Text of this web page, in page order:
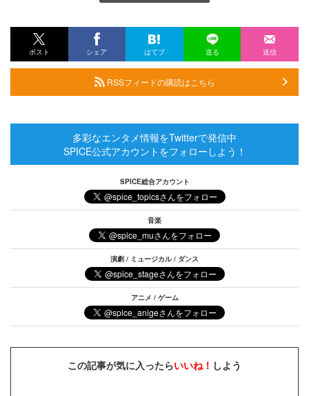
ポスト シェア はてブ 送る 送信
RSSフィードの購読はこちら
多彩なエンタメ情報をTwitterで発信中
SPICE公式アカウントをフォローしよう！
SPICE総合アカウント
音楽
演劇 / ミュージカル / ダンス
アニメ / ゲーム
この記事が気に入ったらいいね！ しよう